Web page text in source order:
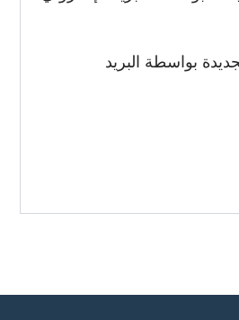
بواسطة البريد